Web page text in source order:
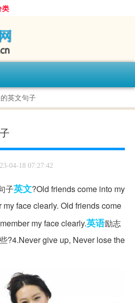
类
英文句子
04-18 07:27:42
子英文?Old friends come into my
face clearly. Old friends come
my face clearly.英语励志
?4.Never give up, Never lose the